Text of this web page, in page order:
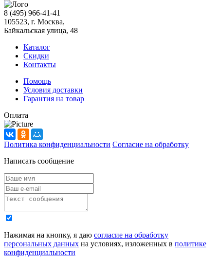
8 (495) 966-41-41
105523, г. Москва,
Байкальская улица, 48
Каталог
Скидки
Контакты
Помощь
Условия доставки
Гарантия на товар
Оплата
Политика конфиденциальности Согласие на обработку
Написать сообщение
Нажимая на кнопку, я даю согласие на обработку
персональных данных на условиях, изложенных в политике
конфиденциальности